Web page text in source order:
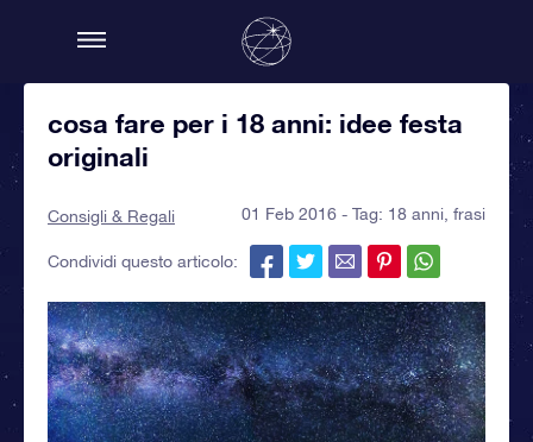
cosa fare per i 18 anni: idee festa
originali
Consigli & Regali 01 Feb 2016 - Tag: 18 anni frasi
Condividi questo articolo: